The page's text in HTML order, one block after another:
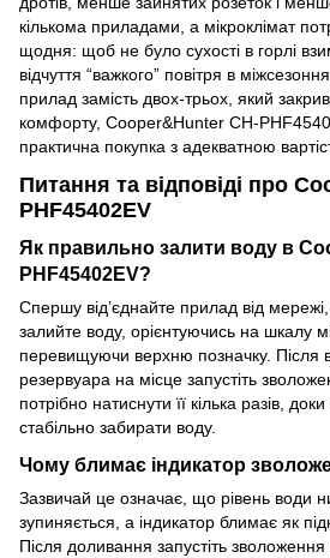
кількома приладами, а мікроклімат
щодня: щоб не було сухості в горлі
відчуття “важкого” повітря в
прилад замість двох-трьох, який
комфорту, Cooper&Hunter CH-
практична покупка з адекватною
Питання та відповіді про
PHF45402EV
Як правильно залити воду в
PHF45402EV?
Спершу від’єднайте прилад від мережі,
залийте воду, орієнтуючись на шкалу
перевищуючи верхню позначку. Після
резервуара на місце запустіть
потрібно натиснути її кілька разів,
стабільно забирати воду.
Чому блимає індикатор
Зазвичай це означає, що рівень води
зупиняється, а індикатор блимає як
Після доливання запустіть